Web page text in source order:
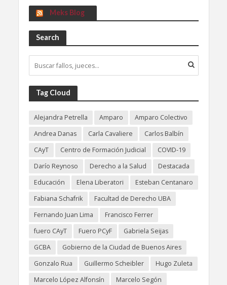
Meks Blog
Search
Tag Cloud
Alejandra Petrella Amparo
Amparo Colectivo
Andrea Danas
Carla Cavaliere
Carlos Balbín
CAyT
Centro de Formación Judicial
COVID-19
Darío Reynoso
Derecho a la Salud
Destacada
Educación
Elena Liberatori
Esteban Centanaro
Fabiana Schafrik
Facultad de Derecho UBA
Fernando Juan Lima
Francisco Ferrer
fuero CAyT
Fuero PCyF
Gabriela Seijas
GCBA
Gobierno de la Ciudad de Buenos Aires
Gonzalo Rua
Guillermo Scheibler
Hugo Zuleta
Marcelo López Alfonsín
Marcelo Segón